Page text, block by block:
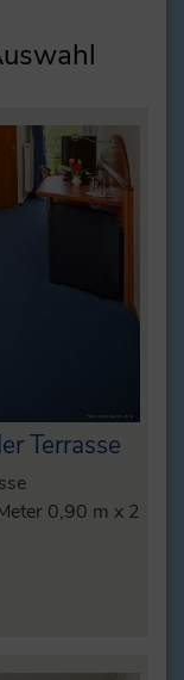
Terrasse
0,90 m x 2